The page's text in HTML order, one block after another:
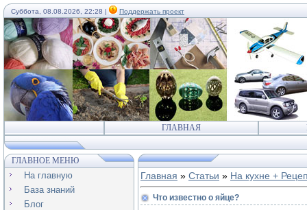
Суббота, 08.08.2026, 22:28 | Поддержать проект
ГЛАВНАЯ
ГЛАВНОЕ МЕНЮ
На главную
База знаний
Блог
Главная » Статьи » На кухне +
Что известно о яйце?